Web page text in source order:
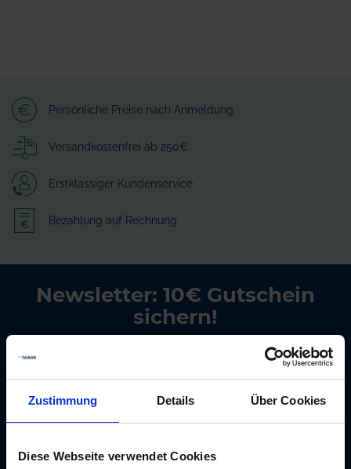
Zustimmung Details Über Cookies
Diese Webseite verwendet Cookies
Persönliche Preise nach Anmeldung
Versandkostenfrei ab 250€
Erstklassiger Kundenservice
Bezahlung auf Rechnung
Newsletter: 10€ Gutschein
sichern!
Unser kostenloser Newsletter informiert Sie
regelmäßig über Aktionen, Neuigkeiten zu
Produkten und pflanzenbaulichen